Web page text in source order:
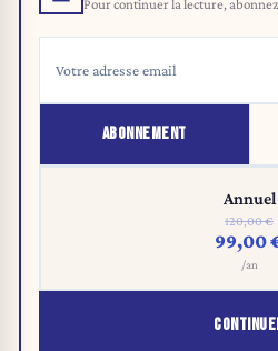
Pour continuer la lecture,
ABONNEMENT
Annuel
120,00 €
99,00
/an